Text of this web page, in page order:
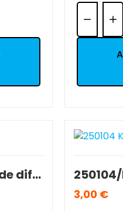
Quantité:
250100/Carter de diff. AR T2M 1/10 Séries 5000/7000 OCCASION BE.
3,00 €